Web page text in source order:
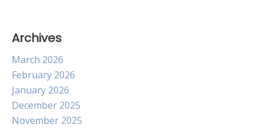
Archives
March 2026
February 2026
January 2026
December 2025
November 2025